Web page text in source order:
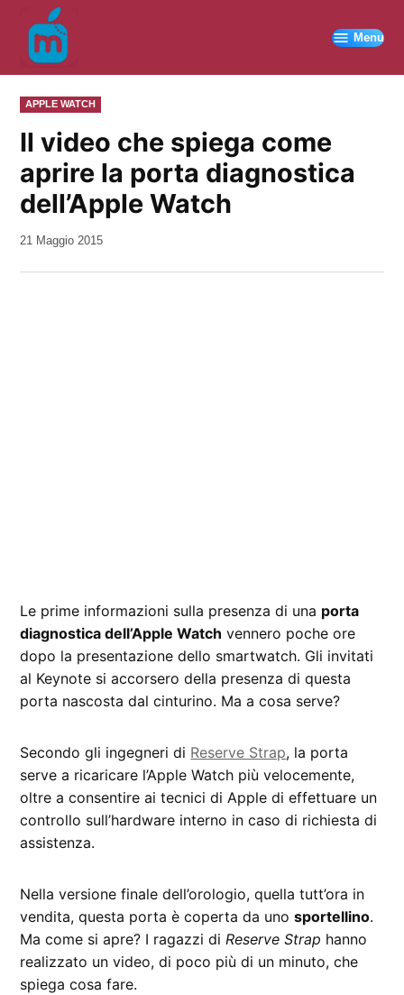
contenuto
Menu
PUBBLICATO
IN
APPLE WATCH
Il video che spiega come
aprire la porta diagnostica
dell’Apple Watch
da
21 Maggio 2015
Le prime informazioni sulla presenza di una porta
diagnostica dell’Apple Watch vennero poche ore
dopo la presentazione dello smartwatch. Gli invitati
al Keynote si accorsero della presenza di questa
porta nascosta dal cinturino. Ma a cosa serve?
Secondo gli ingegneri di Reserve Strap, la porta
serve a ricaricare l’Apple Watch più velocemente,
oltre a consentire ai tecnici di Apple di effettuare un
controllo sull’hardware interno in caso di richiesta di
assistenza.
Nella versione finale dell’orologio, quella tutt’ora in
vendita, questa porta è coperta da unosportellino.
Ma come si apre? I ragazzi diReserve Strap hanno
realizzato un video, di poco più di un minuto, che
spiega cosa fare.